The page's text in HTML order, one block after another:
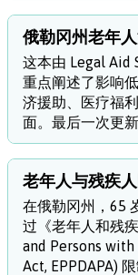
俄勒冈州老年人
这本由 Legal Aid
重点阐述了影响
济援助、医疗福
面。最后一次更
老年人与残疾人
在俄勒冈州，65
过《老年人和残
and Persons
Act, EPPDAPA)